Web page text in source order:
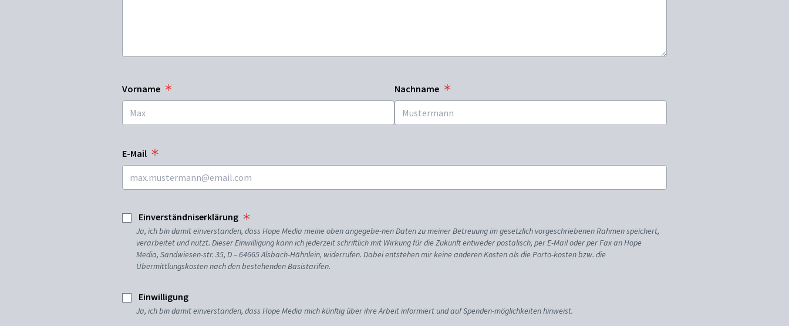
Vorname Nachname
E-Mail
Einverständniserklärung
Ja, ich bin damit einverstanden, dass Hope Media meine oben angegebe-nen Daten zu meiner Betreuung im gesetzlich vorgeschriebenen Rahmen speichert,
verarbeitet und nutzt. Dieser Einwilligung kann ich jederzeit schriftlich mit Wirkung für die Zukunft entweder postalisch, per E-Mail oder per Fax an Hope
Media, Sandwiesen-str. 35, D – 64665 Alsbach-Hähnlein, widerrufen. Dabei entstehen mir keine anderen Kosten als die Porto-kosten bzw. die
Übermittlungskosten nach den bestehenden Basistarifen.
Einwilligung
Ja, ich bin damit einverstanden, dass Hope Media mich künftig über ihre Arbeit informiert und auf Spenden-möglichkeiten hinweist.